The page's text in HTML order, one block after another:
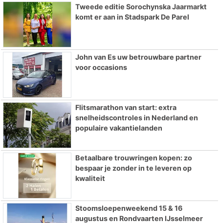
Tweede editie Sorochynska Jaarmarkt
komt er aan in Stadspark De Parel
John van Es uw betrouwbare partner
voor occasions
Flitsmarathon van start: extra
snelheidscontroles in Nederland en
populaire vakantielanden
Betaalbare trouwringen kopen: zo
bespaar je zonder in te leveren op
kwaliteit
Stoomsloepenweekend 15 & 16
augustus en Rondvaarten IJsselmeer